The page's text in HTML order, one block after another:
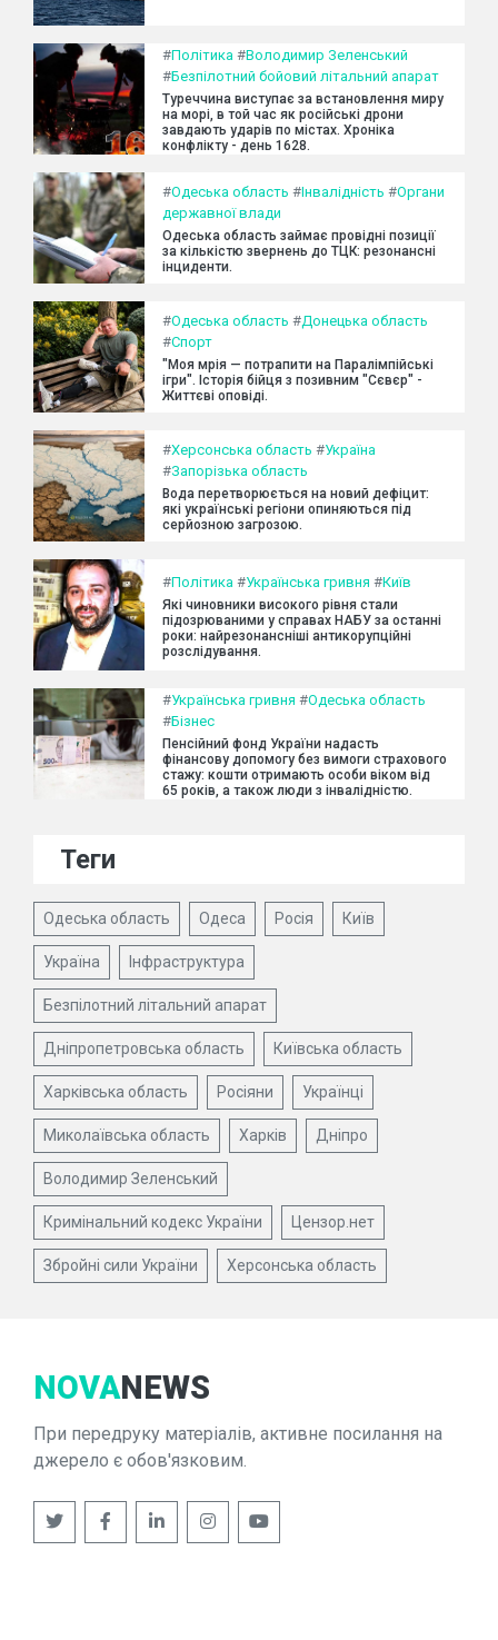
#Політика #Володимир Зеленський
#Безпілотний бойовий літальний апарат
Туреччина виступає за встановлення миру
на морі, в той час як російські дрони
завдають ударів по містах. Хроніка
конфлікту - день 1628.
#Одеська область #Інвалідність #Органи
державної влади
Одеська область займає провідні позиції
за кількістю звернень до ТЦК: резонансні
інциденти.
#Одеська область #Донецька область
#Спорт
"Моя мрія — потрапити на Паралімпійські
ігри". Історія бійця з позивним "Сєвєр" -
Життєві оповіді.
#Херсонська область #Україна
#Запорізька область
Вода перетворюється на новий дефіцит:
які українські регіони опиняються під
серйозною загрозою.
#Політика #Українська гривня #Київ
Які чиновники високого рівня стали
підозрюваними у справах НАБУ за останні
роки: найрезонансніші антикорупційні
розслідування.
#Українська гривня #Одеська область
#Бізнес
Пенсійний фонд України надасть
фінансову допомогу без вимоги страхового
стажу: кошти отримають особи віком від
65 років, а також люди з інвалідністю.
Теги
Одеська область Одеса Росія Київ
Україна Інфраструктура
Безпілотний літальний апарат
Дніпропетровська область Київська область
Харківська область Росіяни Українці
Миколаївська область Харків Дніпро
Володимир Зеленський
Кримінальний кодекс України Цензор.нет
Збройні сили України Херсонська область
NOVANEWS
При передруку матеріалів, активне посилання на
джерело є обов'язковим.